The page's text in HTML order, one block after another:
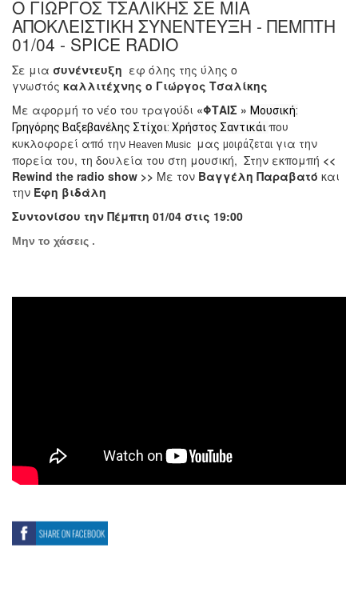
Ο ΓΙΏΡΓΟΣ ΤΣΑΛΊΚΗΣ ΣΕ ΜΙΑ
ΑΠΟΚΛΕΙΣΤΙΚΉ ΣΥΝΈΝΤΕΥΞΗ - ΠΕΜΠΤ
Η 01/04 - SPICE RADIO
Σε μια συνέντευξη εφ όλης της ύλης ο
γνωστός καλλιτέχνης o Γιώργος Τσαλίκης
Με αφορμή το νέο του τραγούδι «ΦΤΑΙΣ » Μουσική:
Γρηγόρης Βαξεβανέλης Στίχοι: Χρήστος Σαντικάιπου
κυκλοφορεί από την Heaven Music μας μοιράζεται για την
πορεία του, τη δουλεία του στη μουσική, Στην εκπομπή <<
Rewind the radio show >> Με τον Βαγγέλη Παραβατό και
την Έφη βιδάλη
Συντονίσου την Πέμπτη 01/04 στις 19:00
Μην το χάσεις .